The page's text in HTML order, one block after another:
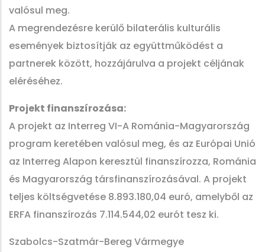
valósul meg.
A megrendezésre kerülő bilaterális kulturális
események biztosítják az együttműködést a
partnerek között, hozzájárulva a projekt céljának
eléréséhez.
Projekt finanszírozása:
A projekt az Interreg VI-A Románia-Magyarország
program keretében valósul meg, és az Európai Unió
az Interreg Alapon keresztül finanszírozza, Románia
és Magyarország társfinanszírozásával. A projekt
teljes költségvetése 8.893.180,04 euró, amelyből az
ERFA finanszírozás 7.114.544,02 eurót tesz ki.
Szabolcs-Szatmár-Bereg Vármegye